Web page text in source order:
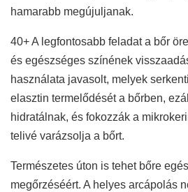
hamarabb megújuljanak.
40+ A legfontosabb feladat a bőr
és egészséges színének
használata javasolt, melyek
elasztin termelődését a bőrben,
hidratálnak, és fokozzák a
telivé varázsolja a bőrt.
Természetes úton is tehet bőre
megőrzéséért. A helyes arcápolás